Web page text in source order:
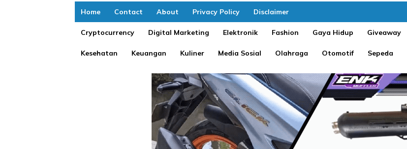
Home Contact About Privacy Policy Disclaimer
Cryptocurrency Digital Marketing Elektronik Fashion Gaya Hidup Giveaway
Kesehatan Keuangan Kuliner Media Sosial Olahraga Otomotif Sepeda